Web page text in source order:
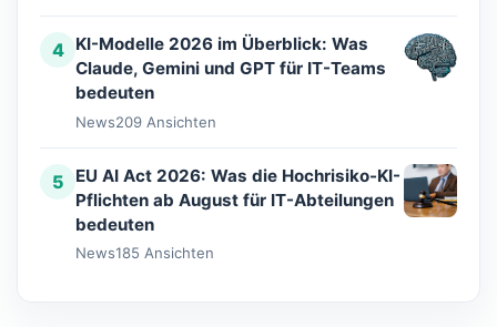
4
KI-Modelle 2026 im Überblick: Was
Claude, Gemini und GPT für IT-Teams
bedeuten
News209 Ansichten
5
EU AI Act 2026: Was die Hochrisiko-KI-
Pflichten ab August für IT-Abteilungen
bedeuten
News185 Ansichten